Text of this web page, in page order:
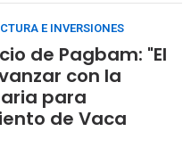
E INVERSIONES
de Pagbam: "El
con la
para
de Vaca